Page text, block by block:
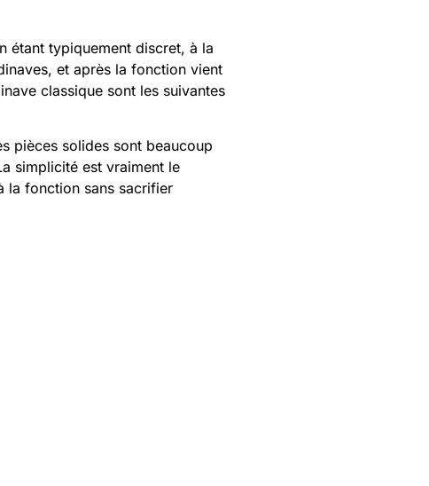
étant typiquement discret, à la
et après la fonction vient
classique sont les suivantes
pièces solides sont beaucoup
simplicité est vraiment le
la fonction sans sacrifier